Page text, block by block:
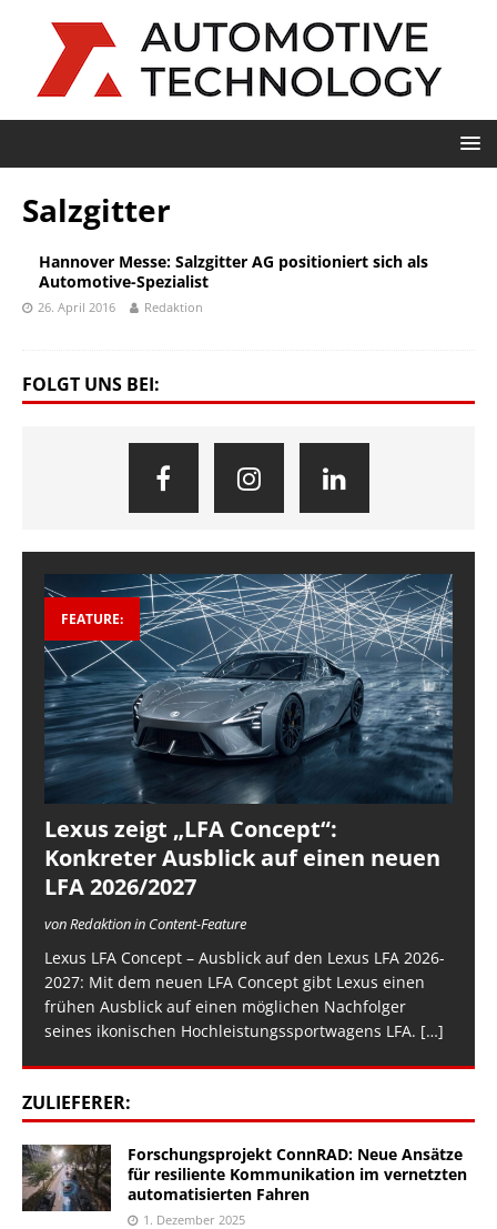
Salzgitter
Hannover Messe: Salzgitter AG positioniert sich als
Automotive-Spezialist
26. April 2016 Redaktion
FOLGT UNS BEI:
FEATURE:
Lexus zeigt „LFA Concept“:
Konkreter Ausblick auf einen neuen
LFA 2026/2027
von Redaktion in Content-Feature
Lexus LFA Concept – Ausblick auf den Lexus LFA 2026-
2027: Mit dem neuen LFA Concept gibt Lexus einen
frühen Ausblick auf einen möglichen Nachfolger
seines ikonischen Hochleistungssportwagens LFA. […]
ZULIEFERER:
Forschungsprojekt ConnRAD: Neue Ansätze
für resiliente Kommunikation im vernetzten
automatisierten Fahren
1. Dezember 2025